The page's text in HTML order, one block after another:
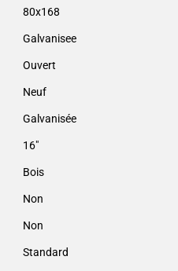
80x168
Galvanisee
Ouvert
Neuf
Galvanisée
16″
Bois
Non
Non
Standard